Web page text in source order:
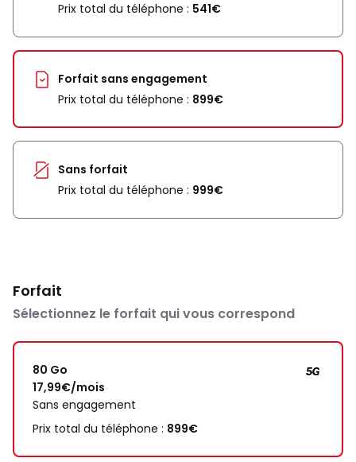
Prix total du téléphone : 541€
Forfait sans engagement
Prix total du téléphone : 899€
Sans forfait
Prix total du téléphone : 999€
Forfait
Sélectionnez le forfait qui vous correspond
80 Go
17,99€/mois
Sans engagement
Prix total du téléphone : 899€